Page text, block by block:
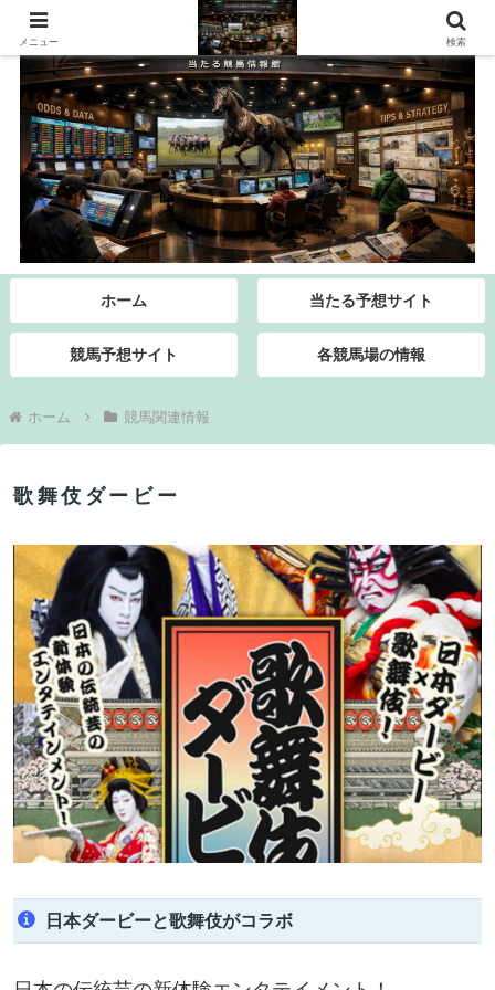
ホーム 当たる予想サイト
競馬予想サイト 各競馬場の情報
ホーム 競馬関連情報
歌舞伎ダービー
日本ダービーと歌舞伎がコラボ
メニュー 検索